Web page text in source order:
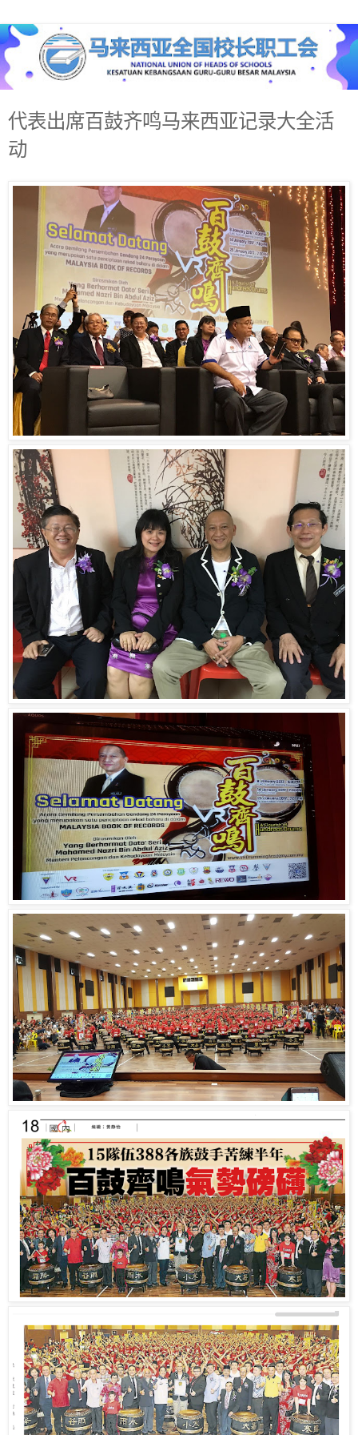
代表出席百鼓齐鸣马来西亚记录大全活
动